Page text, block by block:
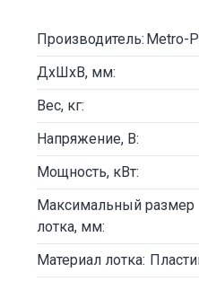
Производитель: Metro-
ДxШхВ, мм:
Вес, кг:
Напряжение, В:
Мощность, кВт:
Максимальный размер
лотка, мм:
Материал лотка: